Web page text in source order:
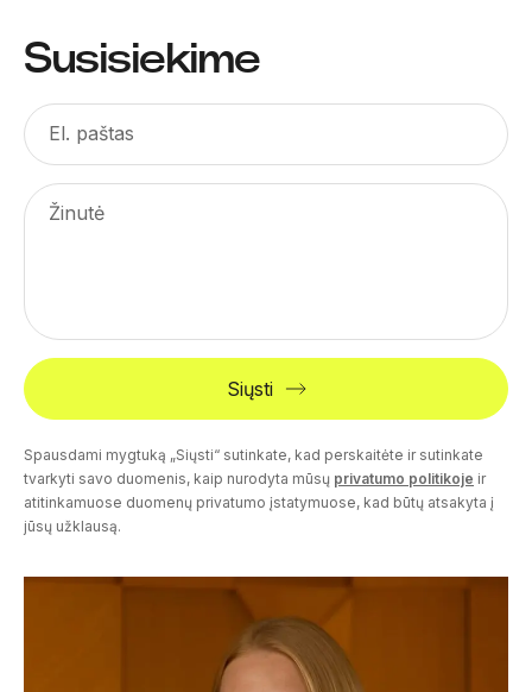
Susisiekime
El. paštas
Žinutė
Siųsti
Spausdami mygtuką „Siųsti“ sutinkate, kad perskaitėte ir sutinkate
tvarkyti savo duomenis, kaip nurodyta mūsų privatumo politikoje ir
atitinkamuose duomenų privatumo įstatymuose, kad būtų atsakyta į
jūsų užklausą.